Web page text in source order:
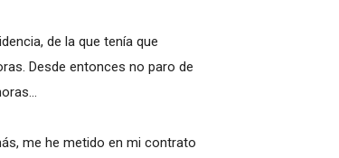
de la que tenía que
Desde entonces no paro de
me he metido en mi contrato